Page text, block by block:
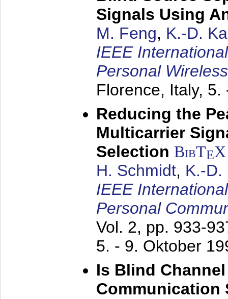
Signals Using
M. Feng, K.-D.
IEEE
Personal
Florence, Italy, 5.
Reducing the
Multicarrier
Selection BibTEX
H. Schmidt, K.-D.
IEEE
Personal
Vol. 2, pp. 933-
5. - 9. Oktober
Is Blind
Communication